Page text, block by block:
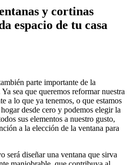
y cortinas
espacio de tu casa
parte importante de la
sea que queremos reformar nuestra
a lo que ya tenemos, o que estamos
desde cero y podemos elegir la
sus elementos a nuestro gusto,
a la elección de la ventana para
será diseñar una ventana que sirva